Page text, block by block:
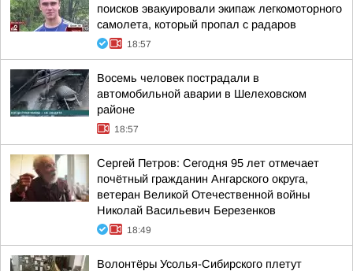
поисков эвакуировали экипаж легкомоторного
самолета, который пропал с радаров
18:57
Восемь человек пострадали в
автомобильной аварии в Шелеховском
районе
18:57
Сергей Петров: Сегодня 95 лет отмечает
почётный гражданин Ангарского округа,
ветеран Великой Отечественной войны
Николай Васильевич Березенков
18:49
Волонтёры Усолья-Сибирского плетут